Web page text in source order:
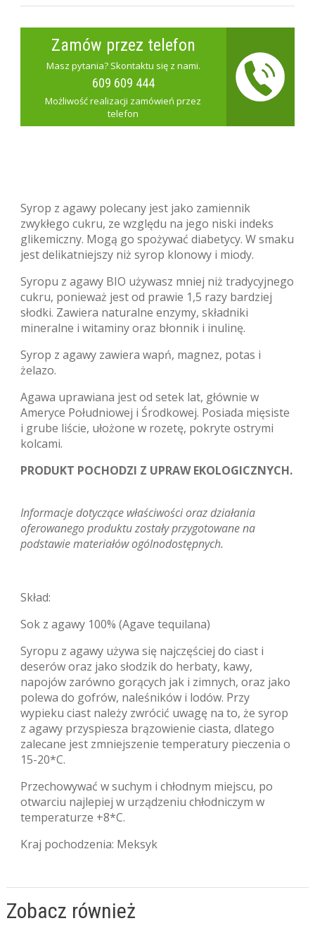
Zamów przez telefon
Masz pytania? Skontaktu się z nami.
609 609 444
Możliwość realizacji zamówień przez
telefon
Syrop z agawy polecany jest jako zamiennik
zwykłego cukru, ze względu na jego niski indeks
glikemiczny. Mogą go spożywać diabetycy. W smaku
jest delikatniejszy niż syrop klonowy i miody.
Syropu z agawy BIO używasz mniej niż tradycyjnego
cukru, ponieważ jest od prawie 1,5 razy bardziej
słodki. Zawiera naturalne enzymy, składniki
mineralne i witaminy oraz błonnik i inulinę.
Syrop z agawy zawiera wapń, magnez, potas i
żelazo.
Agawa uprawiana jest od setek lat, głównie w
Ameryce Południowej i Środkowej. Posiada mięsiste
i grube liście, ułożone w rozetę, pokryte ostrymi
kolcami.
PRODUKT POCHODZI Z UPRAW EKOLOGICZNYCH.
Informacje dotyczące właściwości oraz działania
oferowanego produktu zostały przygotowane na
podstawie materiałów ogólnodostępnych.
Skład:
Sok z agawy 100% (Agave tequilana)
Syropu z agawy używa się najczęściej do ciast i
deserów oraz jako słodzik do herbaty, kawy,
napojów zarówno gorących jak i zimnych, oraz jako
polewa do gofrów, naleśników i lodów. Przy
wypieku ciast należy zwrócić uwagę na to, że syrop
z agawy przyspiesza brązowienie ciasta, dlatego
zalecane jest zmniejszenie temperatury pieczenia o
15-20*C.
Przechowywać w suchym i chłodnym miejscu, po
otwarciu najlepiej w urządzeniu chłodniczym w
temperaturze +8*C.
Kraj pochodzenia: Meksyk
Zobacz również